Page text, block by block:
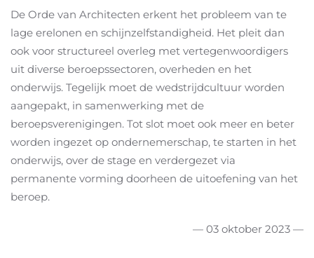
De Orde van Architecten erkent het probleem van te
lage erelonen en schijnzelfstandigheid. Het pleit dan
ook voor structureel overleg met vertegenwoordigers
uit diverse beroepssectoren, overheden en het
onderwijs. Tegelijk moet de wedstrijdcultuur worden
aangepakt, in samenwerking met de
beroepsverenigingen. Tot slot moet ook meer en beter
worden ingezet op ondernemerschap, te starten in het
onderwijs, over de stage en verdergezet via
permanente vorming doorheen de uitoefening van het
beroep.
— 03 oktober 2023 —